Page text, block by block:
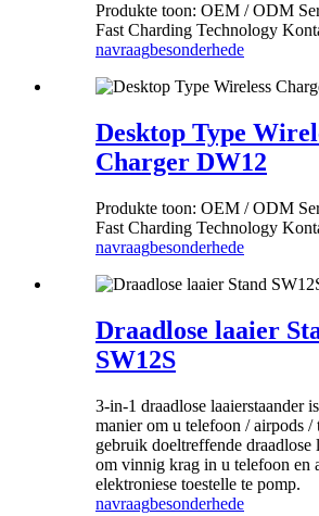
Produkte toon: OEM / ODM
Fast Charding Technology
navraagbesonderhede
Desktop Type
Charger DW12
Produkte toon: OEM / ODM
Fast Charding Technology
navraagbesonderhede
Draadlose laaier
SW12S
3-in-1 draadlose laaierstaander
manier om u telefoon / airpods
gebruik doeltreffende draadlose
om vinnig krag in u telefoon en
elektroniese toestelle te pomp.
navraagbesonderhede